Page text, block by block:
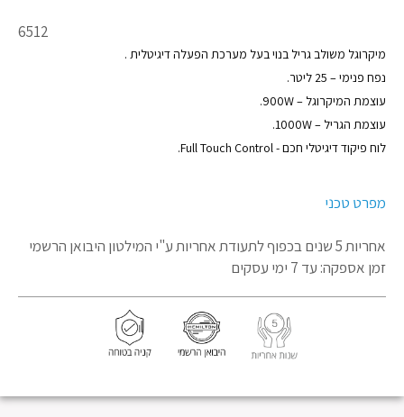
מק"ט
6512
מיקרוגל משולב גריל בנוי בעל מערכת הפעלה דיגיטלית .
נפח פנימי – 25 ליטר.
עוצמת המיקרוגל – 900W.
עוצמת הגריל – 1000W.
לוח פיקוד דיגיטלי חכם - Full Touch Control.
מפרט טכני
אחריות 5 שנים בכפוף לתעודת אחריות
ע"י המילטון היבואן הרשמי
זמן אספקה: עד 7 ימי עסקים